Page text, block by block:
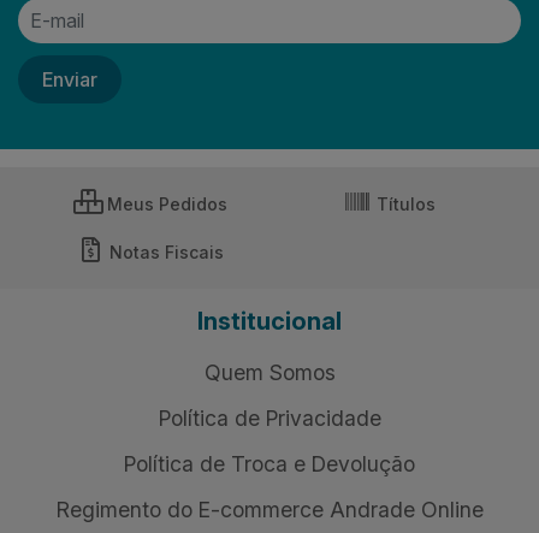
Meus Pedidos Títulos
Notas Fiscais
Institucional
Quem Somos
Política de Privacidade
Política de Troca e Devolução
Regimento do E-commerce Andrade Online